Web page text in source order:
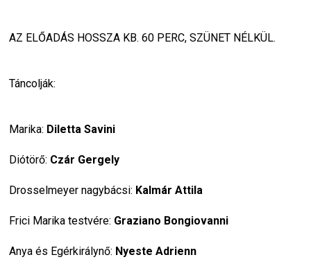
AZ ELŐADÁS HOSSZA KB. 60 PERC, SZÜNET NÉLKÜL.
Táncolják:
Marika: Diletta Savini
Diótörő: Czár Gergely
Drosselmeyer nagybácsi: Kalmár Attila
Frici Marika testvére: Graziano Bongiovanni
Anya és Egérkirálynő: Nyeste Adrienn